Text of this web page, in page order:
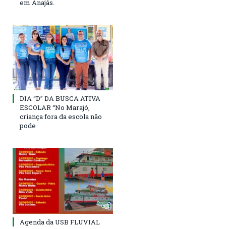
em Anajás.
DIA “D” DA BUSCA ATIVA
ESCOLAR “No Marajó,
criança fora da escola não
pode
Agenda da USB FLUVIAL